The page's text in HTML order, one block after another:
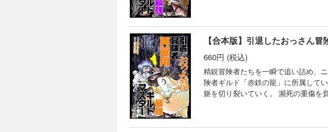
660円 (税込)
精鋭冒険者たちを一瞬で追い詰め、
険者ギルド「赤鉄の龍」に所属して
躯を切り裂いていく。 瀕死の重傷
～第29話を収録した合本版です。】